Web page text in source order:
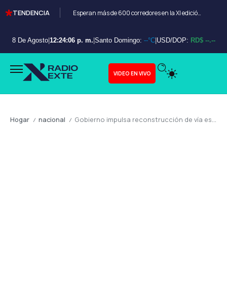
TENDENCIA Esperan más de 600 corredores en la XI edición del Bayahibe 10K
8 De Agosto| 12:24:07 p. m. Santo Domingo: --°C| USD/DOP: RD$ --.--
VIDEO EN VIVO
Hogar / nacional / Gobierno impulsa reconstrucción de vía estratégica en el Este: apuesta por turismo, conectividad y desarrollo local